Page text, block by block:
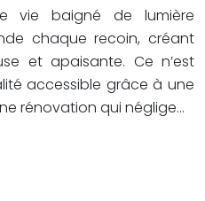
vie baigné de lumière
chaque recoin, créant
et apaisante. Ce n’est
accessible grâce à une
rénovation qui néglige…